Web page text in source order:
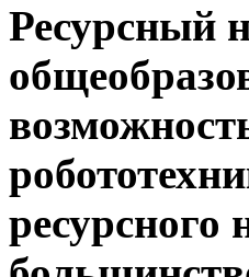
Ресурсный
ресурсного